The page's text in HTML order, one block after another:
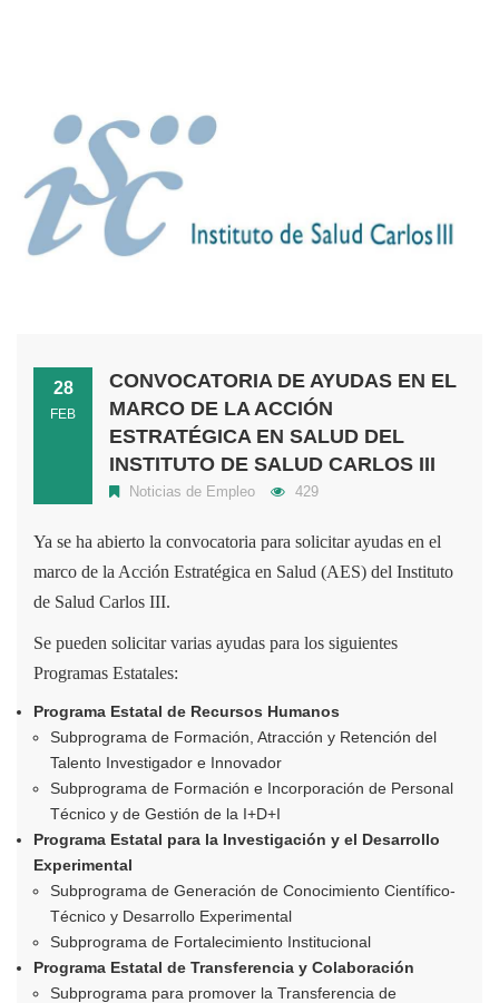
28
FEB
CONVOCATORIA DE AYUDAS EN EL
MARCO DE LA ACCIÓN
ESTRATÉGICA EN SALUD DEL
INSTITUTO DE SALUD CARLOS III
Noticias de Empleo 429
Ya se ha abierto la convocatoria para solicitar ayudas en el
marco de la Acción Estratégica en Salud (AES) del Instituto
de Salud Carlos III.
Se pueden solicitar varias ayudas para los siguientes
Programas Estatales:
Programa Estatal de Recursos Humanos
Subprograma de Formación, Atracción y Retención del
Talento Investigador e Innovador
Subprograma de Formación e Incorporación de Personal
Técnico y de Gestión de la I+D+I
Programa Estatal para la Investigación y el Desarrollo
Experimental
Subprograma de Generación de Conocimiento Científico-
Técnico y Desarrollo Experimental
Subprograma de Fortalecimiento Institucional
Programa Estatal de Transferencia y Colaboración
Subprograma para promover la Transferencia de